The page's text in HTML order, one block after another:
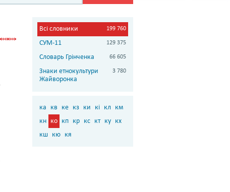
Всі словники 199 760
СУМ-11 129 375
Словарь Грінченка 66 605
Знаки етнокультури
Жайворонка
3 780
ка кв ке кз ки кі кл
км
кн ко кп кр кс кт ку кх
кш кю кя